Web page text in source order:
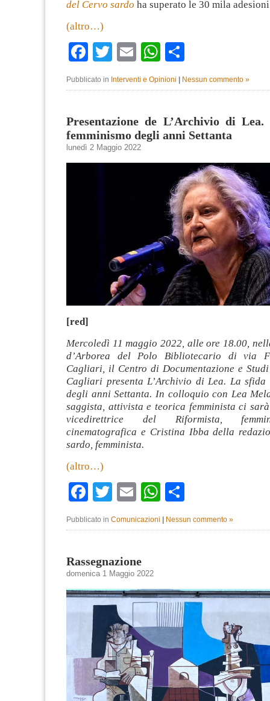
del Cervo sardo ha superato le 30 mila
(altro…)
Facebook
TwitterEmailWhatsApp
Pubblicato in Interventi e Opinioni Nessun commento »
Presentazione de L’Archivio di
femminismo degli anni Settanta
lunedì 2 Maggio 2022
[red]
Mercoledì 11 maggio 2022, alle ore 18.00,
d’Arborea del Polo Bibliotecario di via
Cagliari, il Centro di Documentazione e
Cagliari presenta L’Archivio di Lea. La sfida
degli anni Settanta. In colloquio con Lea
saggista, attivista e teorica femminista ci
vicedirettrice del Riformista,
cinematografica e Cristina Ibba della
sardo, femminista.
(altro…)
Facebook
TwitterEmailWhatsApp
Pubblicato in Comunicazioni Nessun commento »
Rassegnazione
domenica 1 Maggio 2022